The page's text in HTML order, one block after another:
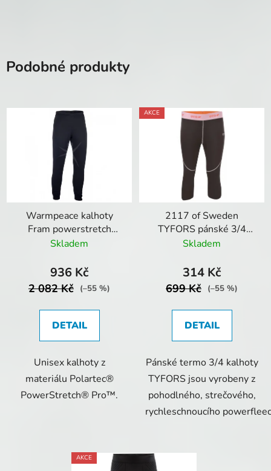
Podobné produkty
Warmpeace kalhoty
Fram powerstretch
černá
Skladem
936 Kč
2 082 Kč (–55 %)
DETAIL
Unisex kalhoty z
materiálu Polartec®
PowerStretch® Pro™.
AKCE
2117 of Sweden
TYFORS pánské 3/4
kalhoty
Skladem
314 Kč
699 Kč (–55 %)
DETAIL
Pánské termo 3/4 kalhoty
TYFORS jsou vyrobeny z
pohodlného, strečového,
rychleschnoucího
AKCE